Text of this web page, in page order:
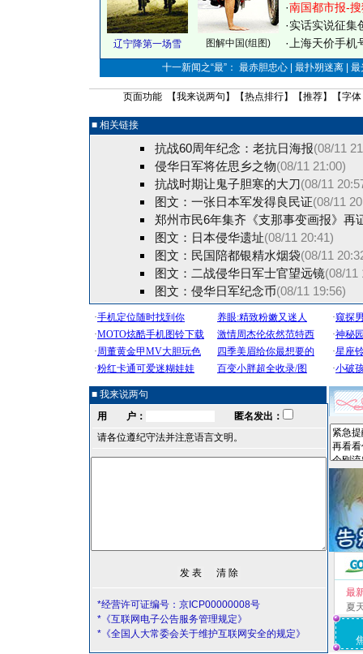
辽宁降第一场雪 图解中国(组图)
·南国都市报-
·实话实说征集
· 上海天价手
十一新闻之“最”： 最赤胆忠心 | 最扑朔迷离 |
页面功能 【我来说两句 】【热点排行】【推荐】【字体
■ 相关链接
抗战60周年纪念：老抗日海报(08/11
侵华日军将佐思乡之物(08/11 21:00)
抗战时期让鬼子胆寒的大刀(08/11
图文：一张日本军发得良民证(08/11
郑州市民6年集齐《支那事变画报》再
图文：日本侵华遗址(08/11 20:41)
图文：民国陪都银精水烟袋(08/11
图文：二战侵华日军士官望远镜(08/11
图文：侵华日军纪念币(08/11 19:56)
■ 我来说两句
用 户：
匿名发出：
请各位遵纪守法并注意语言文明。
*经营许可证编号：京ICP00000008号
*《互联网电子公告服务管理规定》
*《全国人大常委会关于维护互联网安全的规定》
最
夏